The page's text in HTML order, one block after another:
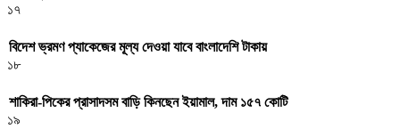
১৭
বিদেশ ভ্রমণ প্যাকেজের মূল্য দেওয়া যাবে বাংলাদেশি টাকায়
১৮
শাকিরা-পিকের প্রাসাদসম বাড়ি কিনছেন ইয়ামাল, দাম ১৫৭ কোটি
১৯